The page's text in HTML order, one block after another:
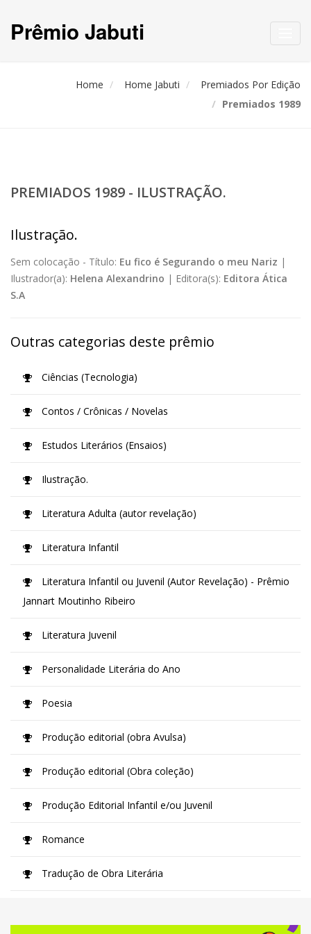
Prêmio Jabuti
Home Home Jabuti
Premiados Por Edição
Premiados 1989
PREMIADOS 1989 - ILUSTRAÇÃO.
Ilustração.
Sem colocação - Título: Eu fico é Segurando o meu Nariz |
Ilustrador(a): Helena Alexandrino | Editora(s): Editora Ática
S.A
Outras categorias deste prêmio
Ciências (Tecnologia)
Contos / Crônicas / Novelas
Estudos Literários (Ensaios)
Ilustração.
Literatura Adulta (autor revelação)
Literatura Infantil
Literatura Infantil ou Juvenil (Autor Revelação) - Prêmio
Jannart Moutinho Ribeiro
Literatura Juvenil
Personalidade Literária do Ano
Poesia
Produção editorial (obra Avulsa)
Produção editorial (Obra coleção)
Produção Editorial Infantil e/ou Juvenil
Romance
Tradução de Obra Literária